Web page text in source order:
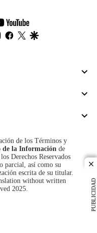
PUBLICIDAD
youtube-
footer
instagram
facebook
twitter
de los Términos y
de la Información de
Derechos Reservados
parcial, así como su
escrita de su titular.
without written
2025.